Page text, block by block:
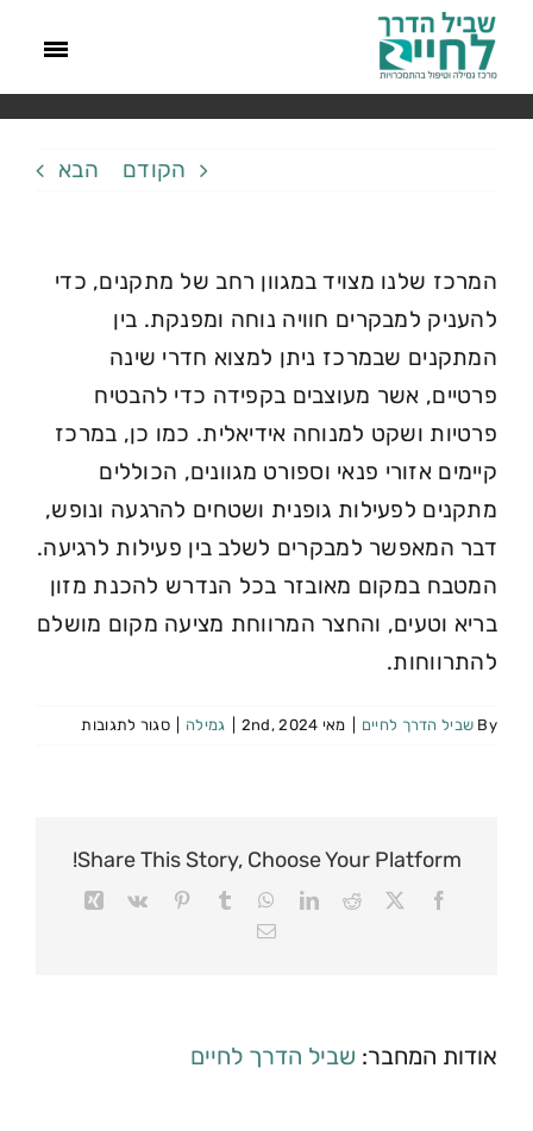
אילו מתקנים זמינים במרכז לשימוש המטופלים?
דף הבית»
הקודם הבא
המרכז שלנו מצויד במגוון רחב של מתקנים, כדי
להעניק למבקרים חוויה נוחה ומפנקת. בין
המתקנים שבמרכז ניתן למצוא חדרי שינה
פרטיים, אשר מעוצבים בקפידה כדי להבטיח
פרטיות ושקט למנוחה אידיאלית. כמו כן, במרכז
קיימים אזורי פנאי וספורט מגוונים, הכוללים
מתקנים לפעילות גופנית ושטחים להרגעה ונופש,
דבר המאפשר למבקרים לשלב בין פעילות לרגיעה.
המטבח במקום מאובזר בכל הנדרש להכנת מזון
בריא וטעים, והחצר המרווחת מציעה מקום מושלם
להתרווחות.
By שביל הדרך לחיים מאי 2nd, 2024 גמילה סגור לתגובות
Share This Story, Choose Your Platform!
אודות המחבר: שביל הדרך לחיים